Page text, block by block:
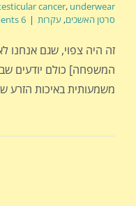
cancer, underwear
סרטן האשכים, עקרות |
6 Comments
זה היה צפוי, שגם אנחנו
המשפחה] כולם יודעים
משמעותית באיכות הזרע